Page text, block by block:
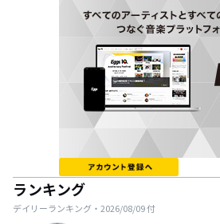
ランキング
デイリーランキング・ 2026/08/09付